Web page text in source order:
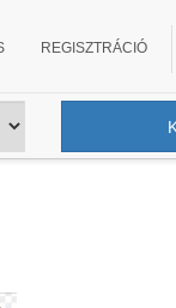
REGISZTRÁCIÓ